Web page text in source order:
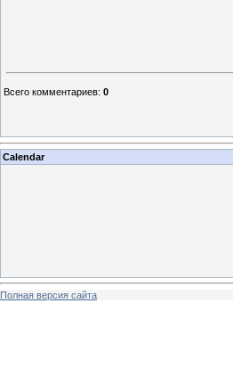
Всего комментариев: 0
Calendar
Полная версия сайта